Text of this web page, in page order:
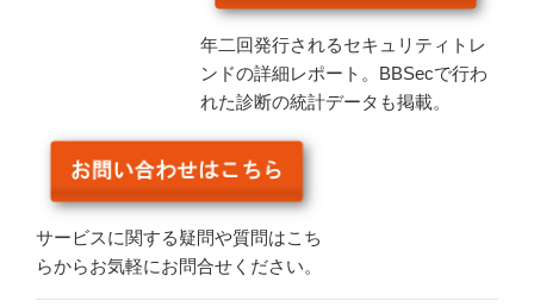
年二回発行されるセキュリティトレ
ンドの詳細レポート。BBSecで行わ
れた診断の統計データも掲載。
サービスに関する疑問や質問はこち
らからお気軽にお問合せください。